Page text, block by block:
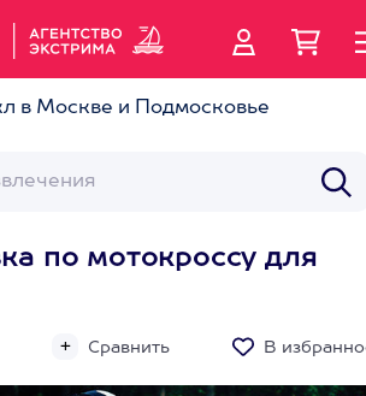
в Москве и Подмосковье
по мотокроссу для
Сравнить В